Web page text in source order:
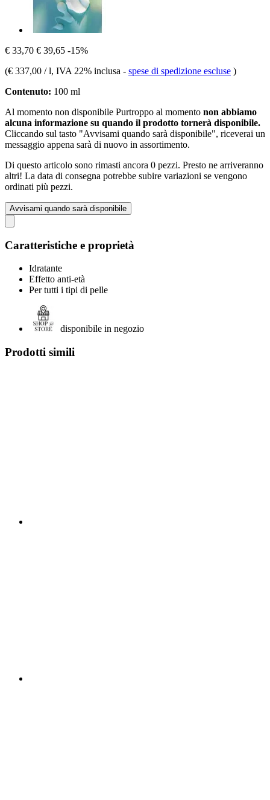
€ 33,70 € 39,65 -15%
(€ 337,00 / l, IVA 22% inclusa - spese di spedizione escluse )
Contenuto: 100 ml
Al momento non disponibile Purtroppo al momento non abbiamo
alcuna informazione su quando il prodotto tornerà disponibile.
Cliccando sul tasto "Avvisami quando sarà disponibile", riceverai un
messaggio appena sarà di nuovo in assortimento.
Di questo articolo sono rimasti ancora 0 pezzi. Presto ne arriveranno
altri! La data di consegna potrebbe subire variazioni se vengono
ordinati più pezzi.
Avvisami quando sarà disponibile
Caratteristiche e proprietà
Idratante
Effetto anti-età
Per tutti i tipi di pelle
disponibile in negozio
Prodotti simili